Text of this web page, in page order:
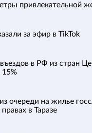
привлекательной
за эфир в TikTok
в РФ из стран
15%
очереди на жилье
в Таразе